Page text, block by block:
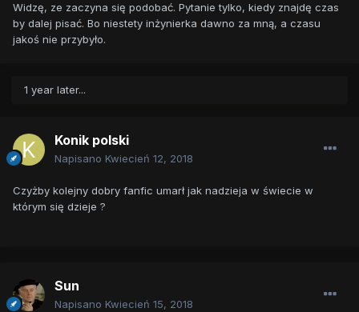
Widzę, ze zaczyna się podobać. Pytanie tylko, kiedy znajdę czas
by dalej pisać. Bo niestety inżynierka dawno za mną, a czasu
jakoś nie przybyło.
1 year later...
Konik polski
Napisano Kwiecień 12, 2018
Czyżby kolejny dobry fanfic umarł jak nadzieja w świecie w
którym się dzieje ?
Sun
Napisano Kwiecień 15, 2018